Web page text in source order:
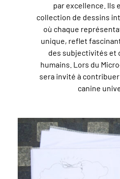
par excellence. Ils
collection de dessins
où chaque
unique, reflet
des subjectivités et
humains. Lors du
sera invité à
canine